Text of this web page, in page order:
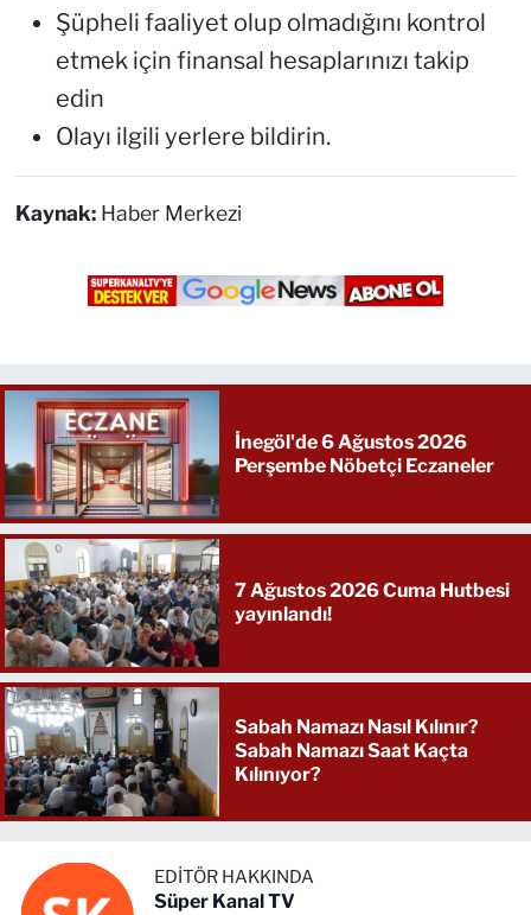
Şüpheli faaliyet olup olmadığını kontrol
etmek için finansal hesaplarınızı takip
edin
Olayı ilgili yerlere bildirin.
Kaynak: Haber Merkezi
İnegöl'de 6 Ağustos 2026
Perşembe Nöbetçi Eczaneler
7 Ağustos 2026 Cuma Hutbesi
yayınlandı!
Sabah Namazı Nasıl Kılınır?
Sabah Namazı Saat Kaçta
Kılınıyor?
EDITÖR HAKKINDA
Süper Kanal TV